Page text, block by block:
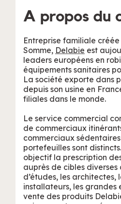
A propos du
Entreprise familiale
Somme, Delabie est
leaders européens en
équipements sanitaires
La société exporte dans
depuis son usine en
filiales dans le monde.
Le service commercial
de commerciaux
commerciaux
portefeuilles sont
objectif la prescription
auprès de cibles
d’études, les architectes,
installateurs, les grandes
vente des produits